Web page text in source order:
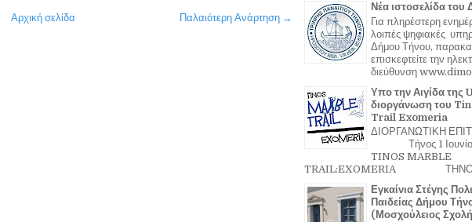
Παλαιότερη Ανάρτηση →
Αρχική σελίδα
Νέα ιστοσελίδα
Για πληρέστερη
λοιπές ψηφιακές
Δήμου Τήνου,
επισκεφτείτε την
διεύθυνση
Υπο την Αιγίδα της
διοργάνωση του
Trail Exomeria
ΔΙΟΡΓΑΝΩΤΙΚΗ
Τήνος 1
TINOS MARBLE
TRAIL:EXOMERIA
Εγκαίνια Στέγης
Παιδείας Δήμου
(Μοσχούλειος